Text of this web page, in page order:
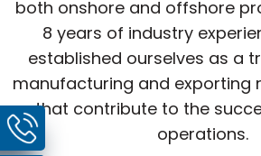
both onshore and offshore
8 years of industry
established ourselves as a
manufacturing and exporting
that contribute to the
operations.